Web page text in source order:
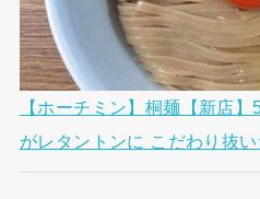
【ホーチミン】桐麺【新店
がレタントンに こだわり抜